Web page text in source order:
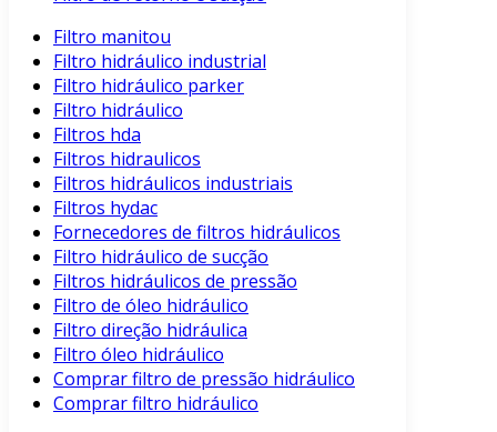
Filtro manitou
Filtro hidráulico industrial
Filtro hidráulico parker
Filtro hidráulico
Filtros hda
Filtros hidraulicos
Filtros hidráulicos industriais
Filtros hydac
Fornecedores de filtros hidráulicos
Filtro hidráulico de sucção
Filtros hidráulicos de pressão
Filtro de óleo hidráulico
Filtro direção hidráulica
Filtro óleo hidráulico
Comprar filtro de pressão hidráulico
Comprar filtro hidráulico